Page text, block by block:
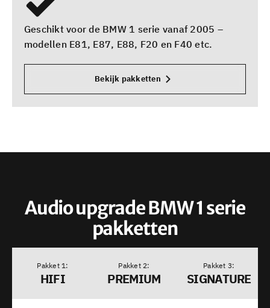
Geschikt voor de BMW 1 serie vanaf 2005 –
modellen E81, E87, E88, F20 en F40 etc.
Bekijk pakketten
Audio upgrade BMW 1 serie
pakketten
Pakket
HIFI
Pakket
PREMIUM
Pakket
SIGNATURE